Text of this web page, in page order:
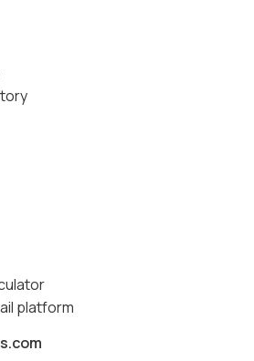
platform